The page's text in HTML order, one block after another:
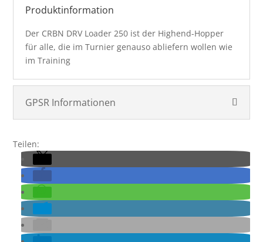
250
Cyan
Menge
Produktinformation
Der CRBN DRV Loader 250 ist der Highend-Hopper
für alle, die im Turnier genauso abliefern wollen wie
im Training
GPSR Informationen
Teilen: